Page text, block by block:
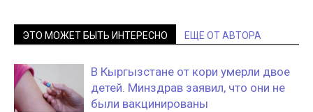
ЭТО МОЖЕТ БЫТЬ ИНТЕРЕСНО ЕЩЕ ОТ АВТОРА
В Кыргызстане от кори умерли двое
детей. Минздрав заявил, что они не
были вакцинированы